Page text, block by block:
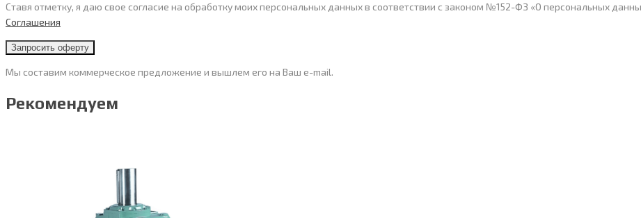
Ставя отметку, я даю свое согласие на обработку моих персональных данных в соответствии с законом №152-ФЗ «О персональных
Cоглашения
Мы составим коммерческое предложение и вышлем его на Ваш e-mail.
Рекомендуем